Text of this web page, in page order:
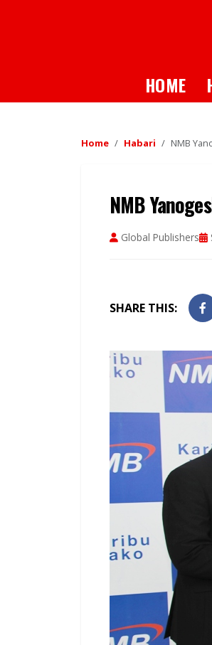
HOME
Home Habari NMB
NMB
Global Publishers
SHARE THIS: